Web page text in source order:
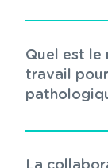
Quel est le
travail